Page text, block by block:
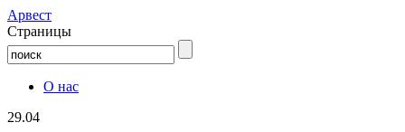
Aрвест
Страницы
О нас
29.04